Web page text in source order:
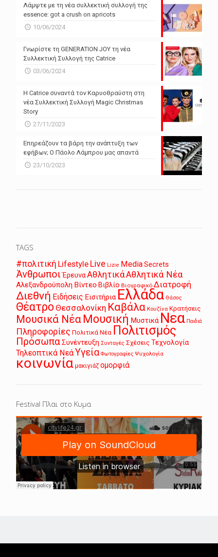
Λάμψτε με τη νέα συλλεκτική συλλογή της
essence: got a crush on apricots
10/06/2024
Γνωρίστε τη GENERATION JOY τη νέα
Συλλεκτική Συλλογή της Catrice
03/06/2024
Η Catrice συναντά τον Καρυοθραύστη στη
νέα Συλλεκτική Συλλογή Magic Christmas
Story
27/11/2023
Επηρεάζουν τα βάρη την ανάπτυξη των
εφήβων; Ο Πάολο Λάμπρου μας απαντά
23/10/2023
TAGS
#πολιτική Lifestyle Live Lizie MediaSecrets
Άνθρωποι ΈρευναΑθλητικάΑθλητικά Νέα
Αλεξανδρούπολη Βίντεο Βιβλίο Βιογραφικό Διατροφή
Διεθνή Ειδήσεις Εισιτήρια Ελλάδα Θάσος
Θέατρο Θεσσαλονίκη Καβάλα Κουζίνα Κρατήσεις
Μουσικά Νέα Μουσική Μυστικά Νεα Παιδιά
Πληροφορίες Πολιτικά Νέα Πολιτισμός
ΠρόσωπαΣυνέντευξη Συνταγές Σχέσεις Τεχνολογία
Τηλεοπτικά ΝεάΥγεία Φωτογραφίες Ψυχολογία
κοινωνία μακιγιάζ ομορφιά
Festival Πλαι στο Κυμα